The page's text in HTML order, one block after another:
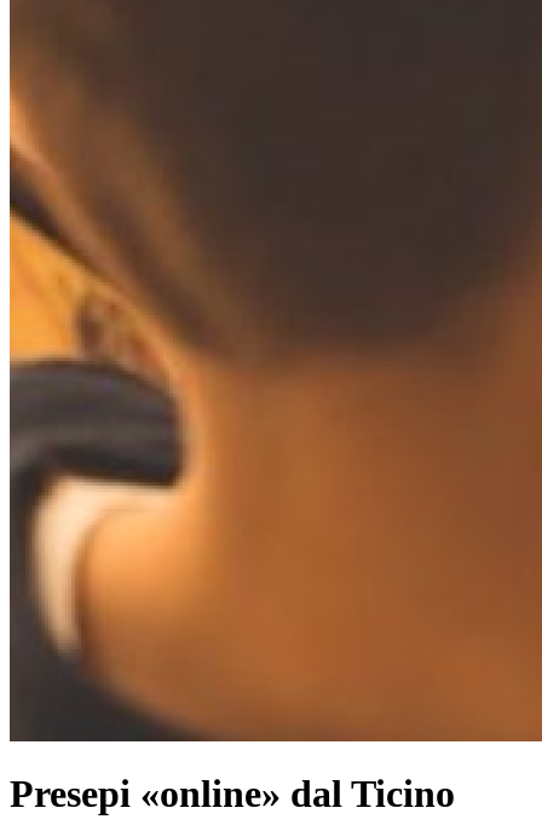
Presepi «online» dal Ticino